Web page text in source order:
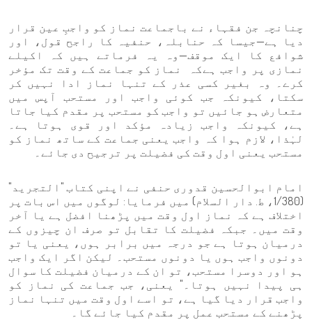
چنانچہ جن فقہاء نے باجماعت نماز کو واجبِ عین قرار
دیا ہے—جیسا کہ حنابلہ، حنفیہ کا راجح قول، اور
شوافع کا ایک موقف—وہ یہ فرماتے ہیں کہ اکیلے
نمازی پر واجب ہےکہ نماز کو جماعت کے وقت تک مؤخر
کرے۔ وہ بغیر کسی عذر کے تنہا نماز ادا نہیں کر
سکتا، کیونکہ جب کوئی واجب اور مستحب آپس میں
متعارض ہو جائیں تو واجب کو مستحب پر مقدم کیا جاتا
ہے، کیونکہ واجب زیادہ مؤکد اور قوی ہوتا ہے۔
لہٰذا، لازم ہوا کہ واجب یعنی جماعت کے ساتھ نماز کو
مستحب یعنی اول وقت کی فضیلت پر ترجیح دی جائے۔
امام ابوالحسین قدوری حنفی نے اپنی کتاب "التجرید"
(1/380، ط. دار السلام) میں فرمایا: لوگوں میں اس بات پر
اختلاف ہے کہ نماز اول وقت میں پڑھنا افضل ہے یا آخر
وقت میں۔ جبکہ فضیلت کا تقابل تو صرف ان چیزوں کے
درمیان ہوتا ہے جو درجہ میں برابر ہوں، یعنی یا تو
دونوں واجب ہوں یا دونوں مستحب۔ لیکن اگر ایک واجب
ہو اور دوسرا مستحب، تو ان کے درمیان فضیلت کا سوال
ہی پیدا نہیں ہوتا۔" یعنی، جب جماعت کی نماز کو
واجب قرار دیا گیا ہے، تو اسے اول وقت میں تنہا نماز
پڑھنے کے مستحب عمل پر مقدم کیا جائے گا۔